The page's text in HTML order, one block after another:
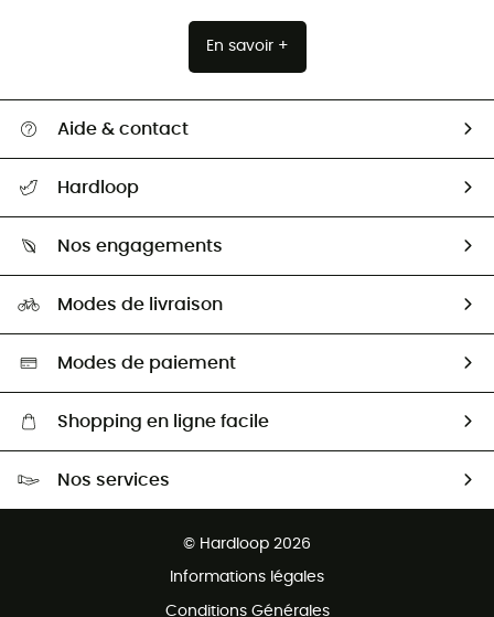
En savoir +
Aide & contact
Retour & remboursement
Guide des tailles
Seconde Main
Aide & Contact
Hardloop
HardGuides
Nos engagements
Sélection éco-responsable
Modes de livraison
Modes de paiement
Shopping en ligne facile
Nos services
© Hardloop 2026
Informations légales
Conditions Générales